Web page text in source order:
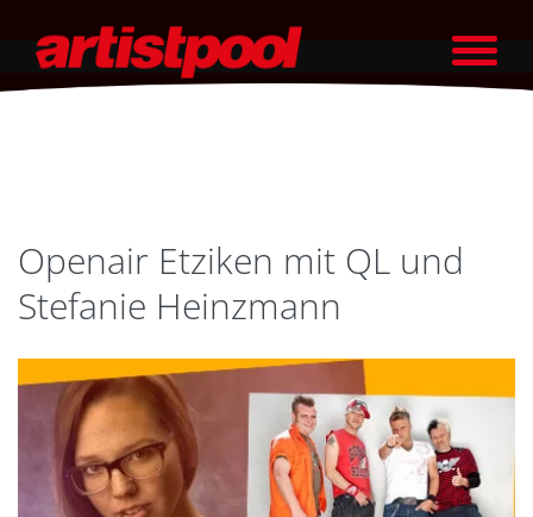
Openair Etziken mit QL und
Stefanie Heinzmann